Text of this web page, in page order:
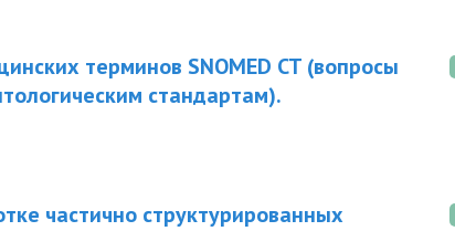
терминов SNOMED CT (вопросы
стандартам).
частично структурированных